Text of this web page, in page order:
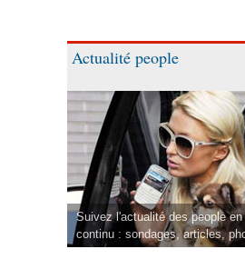
Actualité people
Suivez l'actualité des people
continu : sondages, articles,